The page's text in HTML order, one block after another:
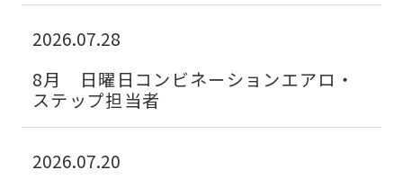
2026.07.28
8月 日曜日コンビネーションエアロ・
ステップ担当者
2026.07.20
automatically
into
Click